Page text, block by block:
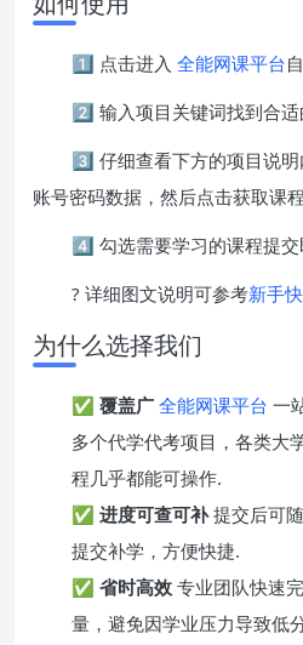
1️⃣ 点击进入 全能网课平台
2️⃣ 输入项目关键词找到合适
3️⃣ 仔细查看下方的项目说
账号密码数据，然后点击获取课程
4️⃣ 勾选需要学习的课程提
? 详细图文说明可参考新手
为什么选择我们
✅ 覆盖广 全能网课平台 一
多个代学代考项目，各类大
程几乎都能可操作.
✅ 进度可查可补提交后可
提交补学，方便快捷.
✅ 省时高效 专业团队快速
量，避免因学业压力导致低